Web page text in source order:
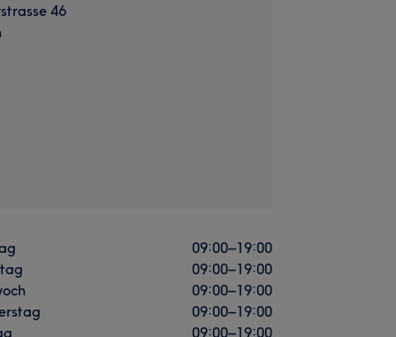
46
09:00–19:00
09:00–19:00
09:00–19:00
09:00–19:00
09:00–19:00